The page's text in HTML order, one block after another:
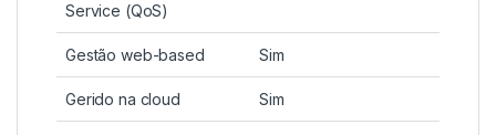
Service (QoS)
Gestão web-based Sim
Gerido na cloud Sim